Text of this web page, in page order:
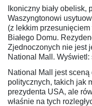
Ikoniczny biały
Waszyngtonowi
(z lekkim
Białego Domu.
Zjednoczonych nie jest
National Mall. Wyświetl:
National Mall jest
politycznych, takich jak
prezydenta USA, ale
właśnie na tych